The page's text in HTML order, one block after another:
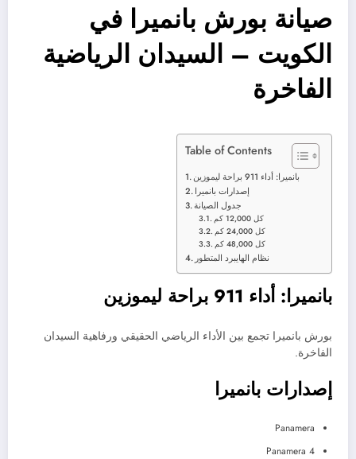
صيانة بورش بانميرا في
الكويت – السيدان الرياضية
الفاخرة
Table of Contents
بانميرا: أداء 911 براحة ليموزين
إصدارات بانميرا
جدول الصيانة
كل 12,000 كم
كل 24,000 كم
كل 48,000 كم
نظام الهايبرد المتطور
بانميرا: أداء 911 براحة ليموزين
بورش بانميرا تجمع بين الأداء الرياضي الحقيقي ورفاهية السيدان
الفاخرة.
إصدارات بانميرا
Panamera
Panamera 4